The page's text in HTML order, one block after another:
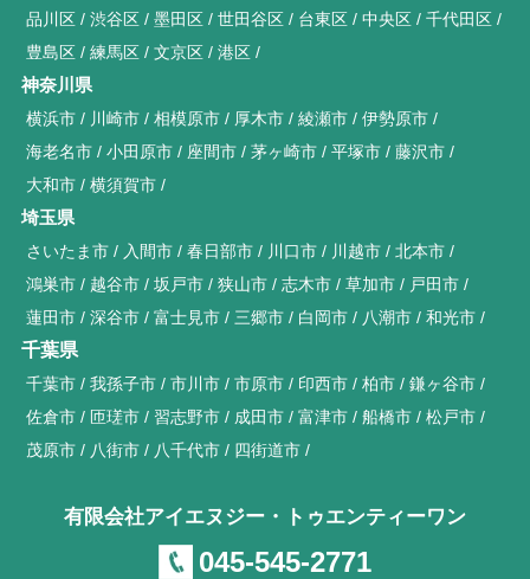
品川区
渋谷区 墨田区 世田谷区 台東区 中央区
千代田区
豊島区
練馬区 文京区 港区
神奈川県
横浜市 川崎市 相模原市 厚木市 綾瀬市
伊勢原市
海老名市
小田原市 座間市 茅ヶ崎市 平塚市
藤沢市
大和市
横須賀市
埼玉県
さいたま市 入間市 春日部市 川口市 川越市
北本市
鴻巣市
越谷市 坂戸市 狭山市 志木市 草加市
戸田市
蓮田市
深谷市 富士見市 三郷市 白岡市 八潮市 和光市
千葉県
千葉市 我孫子市 市川市 市原市 印西市 柏市
鎌ヶ谷市
佐倉市
匝瑳市 習志野市 成田市 富津市 船橋市
松戸市
茂原市
八街市 八千代市 四街道市
有限会社アイエヌジー・トゥエンティーワン
045-545-2771